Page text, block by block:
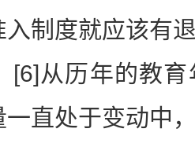
制度就应该有
[6]从历年的教
一直处于变动中